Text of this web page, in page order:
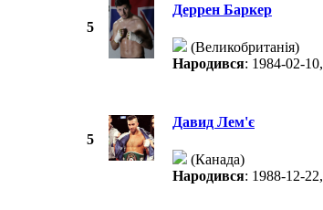
5
Деррен Баркер
(Великобританія)
Народився: 1984-02-10,
5
Давид Лем'є
(Канада)
Народився: 1988-12-22,